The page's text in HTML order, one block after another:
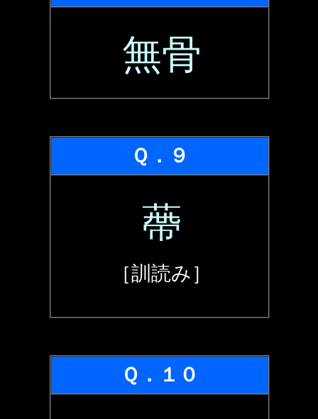
無骨
Ｑ．９
蔕
［訓読み］
Ｑ．１０